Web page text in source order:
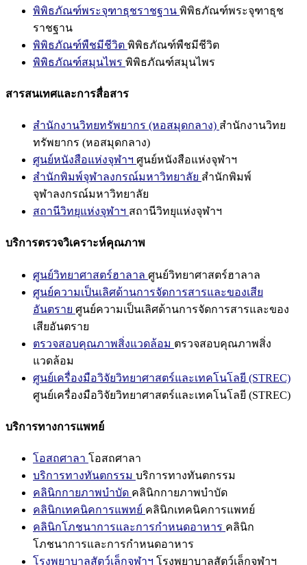
พิพิธภัณฑ์พระจุฑาธุชราชฐาน พิพิธภัณฑ์พระจุฑาธุช
ราชฐาน
พิพิธภัณฑ์พืชมีชีวิต พิพิธภัณฑ์พืชมีชีวิต
พิพิธภัณฑ์สมุนไพร พิพิธภัณฑ์สมุนไพร
สารสนเทศและการสื่อสาร
สำนักงานวิทยทรัพยากร (หอสมุดกลาง) สำนักงานวิทย
ทรัพยากร (หอสมุดกลาง)
ศูนย์หนังสือแห่งจุฬาฯ ศูนย์หนังสือแห่งจุฬาฯ
สำนักพิมพ์จุฬาลงกรณ์มหาวิทยาลัย สำนักพิมพ์
จุฬาลงกรณ์มหาวิทยาลัย
สถานีวิทยุแห่งจุฬาฯ สถานีวิทยุแห่งจุฬาฯ
บริการตรวจวิเคราะห์คุณภาพ
ศูนย์วิทยาศาสตร์ฮาลาล ศูนย์วิทยาศาสตร์ฮาลาล
ศูนย์ความเป็นเลิศด้านการจัดการสารและของเสีย
อันตราย ศูนย์ความเป็นเลิศด้านการจัดการสารและของ
เสียอันตราย
ตรวจสอบคุณภาพสิ่งแวดล้อม ตรวจสอบคุณภาพสิ่ง
แวดล้อม
ศูนย์เครื่องมือวิจัยวิทยาศาสตร์และเทคโนโลยี (STREC)
ศูนย์เครื่องมือวิจัยวิทยาศาสตร์และเทคโนโลยี (STREC)
บริการทางการแพทย์
โอสถศาลา โอสถศาลา
บริการทางทันตกรรม บริการทางทันตกรรม
คลินิกกายภาพบำบัด คลินิกกายภาพบำบัด
คลินิกเทคนิคการแพทย์ คลินิกเทคนิคการแพทย์
คลินิกโภชนาการและการกำหนดอาหาร คลินิก
โภชนาการและการกำหนดอาหาร
โรงพยาบาลสัตว์เล็กจุฬาฯ โรงพยาบาลสัตว์เล็กจุฬาฯ